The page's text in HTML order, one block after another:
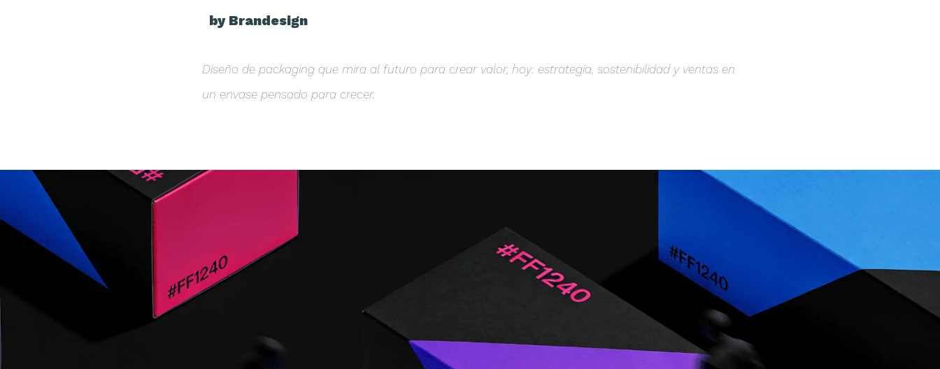
by Brandesign
Diseño de packaging que mira al futuro para crear valor, hoy: estrategia, sostenibilidad y ventas en
un envase pensado para crecer.